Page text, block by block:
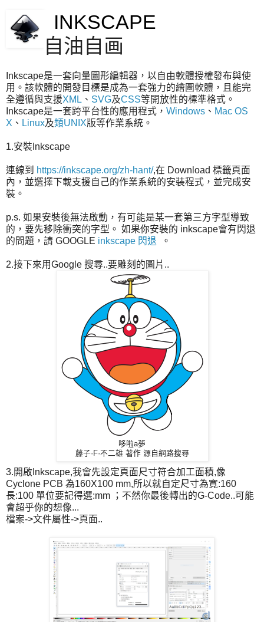
INKSCAPE
自油自画
Inkscape是一套向量圖形編輯器，以自由軟體授權發布與使
用。該軟體的開發目標是成為一套強力的繪圖軟體，且能完
全遵循與支援XML 、 SVG及CSS等開放性的標準格式。
Inkscape是一套跨平台性的應用程式， Windows 、 Mac OS
X 、 Linux及類UNIX版等作業系統。
1.安裝Inkscape
連線到 https://inkscape.org/zh-hant/,在 Download 標籤頁面
內，並選擇下載支援自己的作業系統的安裝程式，並完成安
裝。
p.s. 如果安裝後無法啟動，有可能是某一套第三方字型導致
的，要先移除衝突的字型。 如果你安裝的 inkscape會有閃退
的問題，請 GOOGLE inkscape 閃退 。
2.接下來用Google 搜尋..要雕刻的圖片..
哆啦a夢
藤子·F·不二雄 著作 源自綱路搜尋
3.開啟Inkscape,我會先設定頁面尺寸符合加工面積,像
Cyclone PCB 為160X100 mm,所以就自定尺寸為寛:160
長:100 單位要記得選:mm ；不然你最後轉出的G-Code..可能
會超乎你的想像...
檔案->文件屬性->頁面..